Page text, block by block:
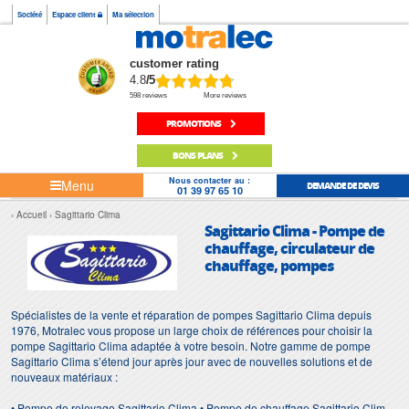
Société Espace client Ma sélection
customer rating
4.8/5
598 reviews More reviews
PROMOTIONS
BONS PLANS
Menu Nous contacter au :
01 39 97 65 10 DEMANDE DE DEVIS
Accueil Sagittario Clima
Sagittario Clima - Pompe de
chauffage, circulateur de
chauffage, pompes
Spécialistes de la vente et réparation de pompes Sagittario Clima depuis
1976, Motralec vous propose un large choix de références pour choisir la
pompe Sagittario Clima adaptée à votre besoin. Notre gamme de pompe
Sagittario Clima s’étend jour après jour avec de nouvelles solutions et de
nouveaux matériaux :